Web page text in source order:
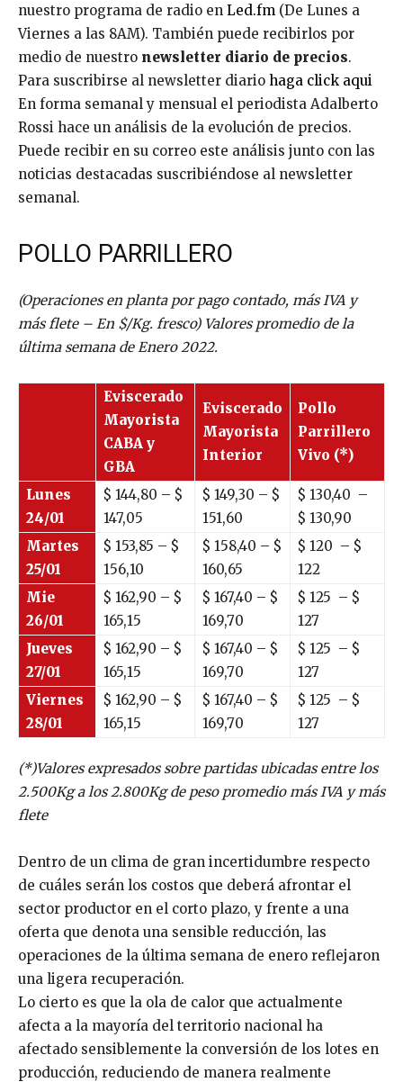
nuestro programa de radio en Led.fm (De Lunes a
Viernes a las 8AM). También puede recibirlos por
medio de nuestro newsletter diario de precios.
Para suscribirse al newsletter diario haga click aqui
En forma semanal y mensual el periodista Adalberto
Rossi hace un análisis de la evolución de precios.
Puede recibir en su correo este análisis junto con las
noticias destacadas suscribiéndose al newsletter
semanal.
POLLO PARRILLERO
(Operaciones en planta por pago contado, más IVA y
más flete – En $/Kg. fresco) Valores promedio de la
última semana de Enero 2022.
Eviscerado
Mayorista
CABA y
GBA
Eviscerado
Mayorista
Interior
Pollo
Parrillero
Vivo (*)
Lunes
24/01
$ 144,80 – $
147,05
$ 149,30 – $
151,60
$ 130,40 –
$ 130,90
Martes
25/01
$ 153,85 – $
156,10
$ 158,40 – $
160,65
$ 120 – $
122
Mie
26/01
$ 162,90 – $
165,15
$ 167,40 – $
169,70
$ 125 – $
127
Jueves
27/01
$ 162,90 – $
165,15
$ 167,40 – $
169,70
$ 125 – $
127
Viernes
28/01
$ 162,90 – $
165,15
$ 167,40 – $
169,70
$ 125 – $
127
(*)Valores expresados sobre partidas ubicadas entre los
2.500Kg a los 2.800Kg de peso promedio más IVA y más
flete
Dentro de un clima de gran incertidumbre respecto
de cuáles serán los costos que deberá afrontar el
sector productor en el corto plazo, y frente a una
oferta que denota una sensible reducción, las
operaciones de la última semana de enero reflejaron
una ligera recuperación.
Lo cierto es que la ola de calor que actualmente
afecta a la mayoría del territorio nacional ha
afectado sensiblemente la conversión de los lotes en
producción, reduciendo de manera realmente